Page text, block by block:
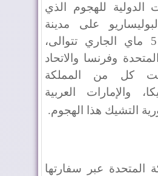
الدولية للهجوم الذي
على مدينة
السمارة يوم 5 ماي الجاري تتوالى،
وفرنسا والاتحاد
كل من المملكة
والإمارات العربية
التشيك هذا الهجوم.
المتحدة عبر سفارتها